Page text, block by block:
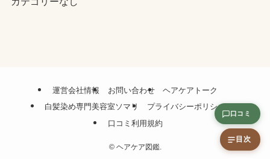
運営会社情報 お問い合わせ
ヘアケアトーク
白髪染め専門美容室ソマリ
プライバシーポリシー
口コミ利用規約
©ヘアケア図鑑.
口コミ
目次